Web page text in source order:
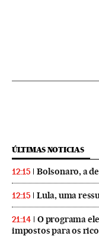
ÚLTIMAS NOTICIAS
12:15 Bolsonaro, a
12:15 Lula, uma
21:14
O programa
impostos para os